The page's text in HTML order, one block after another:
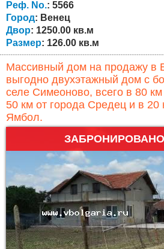
постройки (сарай 40 кв.м.),
Реф. No.: 5566
Город: Венец
Двор: 1250.00 кв.м
Размер: 126.00 кв.м
Массивный дом на продажу в
выгодно двухэтажный дом с
селе Симеоново, всего в 80 км
50 км от города Средец и в 20
Ямбол.
ЗАБРОНИРОВАНО